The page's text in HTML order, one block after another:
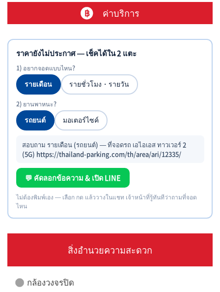
ค่าบริการ
ราคายังไม่ประกาศ — เช็คได้ใน 2 แตะ
1) อยากจอดแบบไหน?
รายเดือน รายชั่วโมง・รายวัน
2) ยานพาหนะ?
รถยนต์ มอเตอร์ไซค์
สอบถาม รายเดือน (รถยนต์) — ที่จอดรถ เอไอเอส ทาวเวอร์ 2
(5G) https://thailand-parking.com/th/area/ari/12335/
💬 คัดลอกข้อความ & เปิด LINE
ไม่ต้องพิมพ์เอง — เลือก กด แล้ววางในแชท เจ้าหน้าที่รู้ทันทีว่าถามที่จอด
ไหน
สิ่งอำนวยความสะดวก
กล้องวงจรปิด